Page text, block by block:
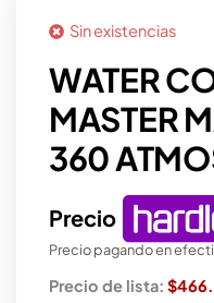
Sin existencias
WATER
MASTER
360
Precio
Precio pagando en
Precio de lista: